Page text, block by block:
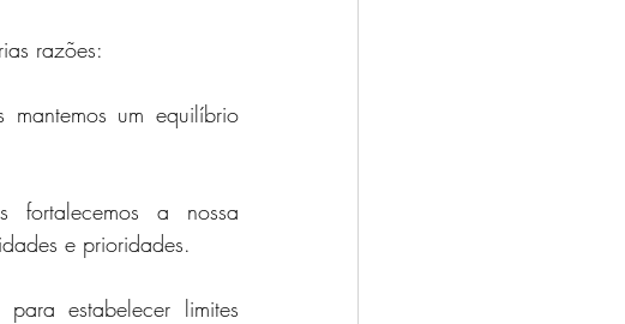
razões:
mantemos um equilíbrio
fortalecemos a nossa
e prioridades.
estabelecer limites